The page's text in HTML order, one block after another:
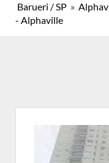
Barueri / SP »
- Alphaville